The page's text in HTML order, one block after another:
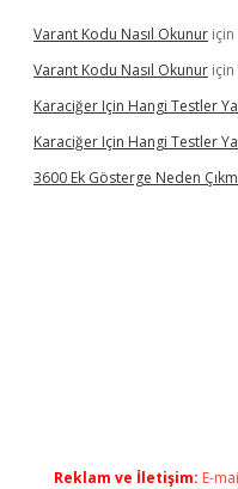
Varant Kodu Nasıl Okunur için
Varant Kodu Nasıl Okunur için
Karaciğer Için Hangi Testler
Karaciğer Için Hangi Testler
3600 Ek Gösterge Neden
Reklam ve İletişim: E-